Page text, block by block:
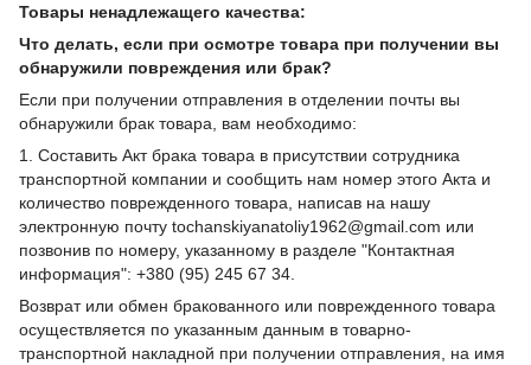
Товары ненадлежащего качества:
Что делать, если при осмотре товара при получении вы
обнаружили повреждения или брак?
Если при получении отправления в отделении почты вы
обнаружили брак товара, вам необходимо:
1. Составить Акт брака товара в присутствии сотрудника
транспортной компании и сообщить нам номер этого Акта и
количество поврежденного товара, написав на нашу
электронную почту tochanskiyanatoliy1962@gmail.com или
позвонив по номеру, указанному в разделе "Контактная
информация": +380 (95) 245 67 34.
Возврат или обмен бракованного или поврежденного товара
осуществляется по указанным данным в товарно-
транспортной накладной при получении отправления, на имя